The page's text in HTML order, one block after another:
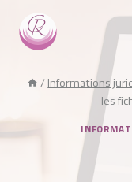
contenu
/Informations
les